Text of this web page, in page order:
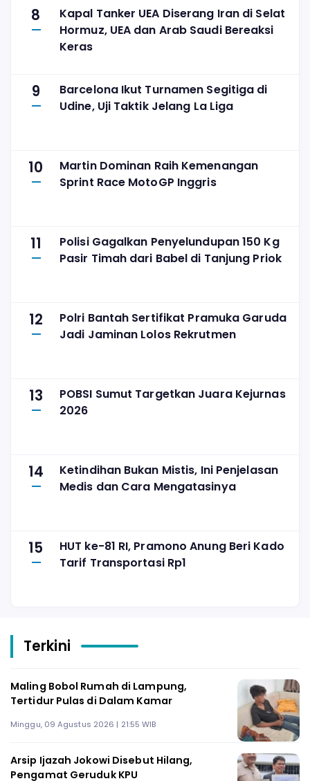
8
Kapal Tanker UEA Diserang Iran di Selat
Hormuz, UEA dan Arab Saudi Bereaksi
Keras
9
Barcelona Ikut Turnamen Segitiga di
Udine, Uji Taktik Jelang La Liga
10
Martin Dominan Raih Kemenangan
Sprint Race MotoGP Inggris
11
Polisi Gagalkan Penyelundupan 150 Kg
Pasir Timah dari Babel di Tanjung Priok
12
Polri Bantah Sertifikat Pramuka Garuda
Jadi Jaminan Lolos Rekrutmen
13
POBSI Sumut Targetkan Juara Kejurnas
2026
14
Ketindihan Bukan Mistis, Ini Penjelasan
Medis dan Cara Mengatasinya
15
HUT ke-81 RI, Pramono Anung Beri Kado
Tarif Transportasi Rp1
Terkini
Maling Bobol Rumah di Lampung,
Tertidur Pulas di Dalam Kamar
Minggu, 09 Agustus 2026 | 21:55 WIB
Arsip Ijazah Jokowi Disebut Hilang,
Pengamat Geruduk KPU